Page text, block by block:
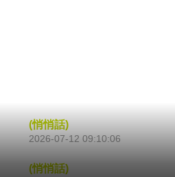
(悄悄話)
2026-07-12 09:10:06
(悄悄話)